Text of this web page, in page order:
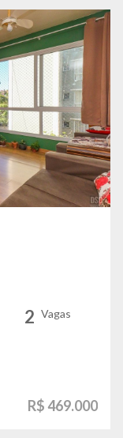
2 Vagas
R$ 469.000